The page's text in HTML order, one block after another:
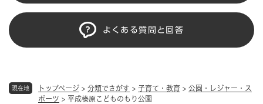
現在地 トップページ > 分類でさがす > 子育て・教育 > 公園・レジャー・ス
ポーツ > 平成榛原こどものもり公園
よくある質問と回答